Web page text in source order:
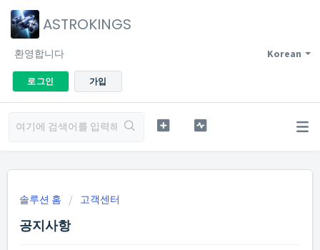
ASTROKINGS
Korean
환영합니다
로그인 가입
솔루션 홈 고객센터
공지사항